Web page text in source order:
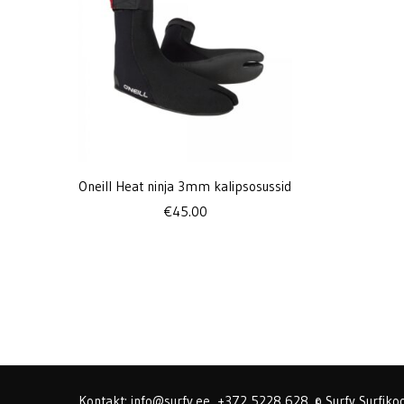
Oneill Heat ninja 3mm kalipsosussid
€45.00
Kontakt: info@surfy.ee, +372 5228 628. © Surfy